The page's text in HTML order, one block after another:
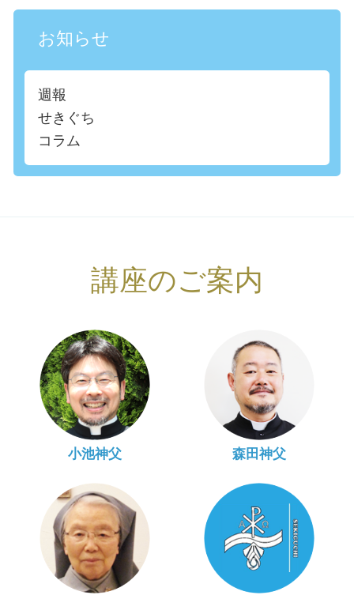
お知らせ
週報
せきぐち
コラム
講座のご案内
小池神父 森田神父